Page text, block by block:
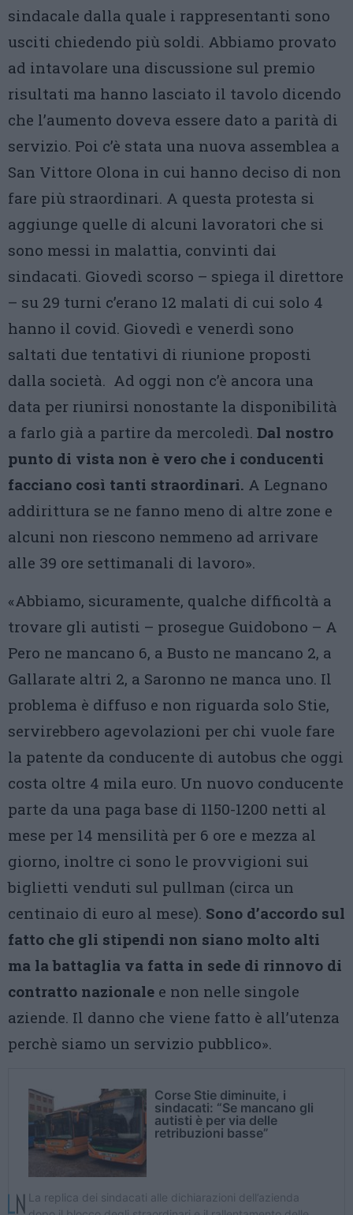
sindacale dalla quale i rappresentanti sono
usciti chiedendo più soldi. Abbiamo provato
ad intavolare una discussione sul premio
risultati ma hanno lasciato il tavolo dicendo
che l’aumento doveva essere dato a parità di
servizio. Poi c’è stata una nuova assemblea a
San Vittore Olona in cui hanno deciso di non
fare più straordinari. A questa protesta si
aggiunge quelle di alcuni lavoratori che si
sono messi in malattia, convinti dai
sindacati. Giovedì scorso – spiega il direttore
– su 29 turni c’erano 12 malati di cui solo 4
hanno il covid. Giovedì e venerdì sono
saltati due tentativi di riunione proposti
dalla società. Ad oggi non c’è ancora una
data per riunirsi nonostante la disponibilità
a farlo già a partire da mercoledì. Dal nostro
punto di vista non è vero che i conducenti
facciano così tanti straordinari. A Legnano
addirittura se ne fanno meno di altre zone e
alcuni non riescono nemmeno ad arrivare
alle 39 ore settimanali di lavoro».
«Abbiamo, sicuramente, qualche difficoltà a
trovare gli autisti – prosegue Guidobono – A
Pero ne mancano 6, a Busto ne mancano 2, a
Gallarate altri 2, a Saronno ne manca uno. Il
problema è diffuso e non riguarda solo Stie,
servirebbero agevolazioni per chi vuole fare
la patente da conducente di autobus che oggi
costa oltre 4 mila euro. Un nuovo conducente
parte da una paga base di 1150-1200 netti al
mese per 14 mensilità per 6 ore e mezza al
giorno, inoltre ci sono le provvigioni sui
biglietti venduti sul pullman (circa un
centinaio di euro al mese). Sono d’accordo sul
fatto che gli stipendi non siano molto alti
ma la battaglia va fatta in sede di rinnovo di
contratto nazionale e non nelle singole
aziende. Il danno che viene fatto è all’utenza
perchè siamo un servizio pubblico».